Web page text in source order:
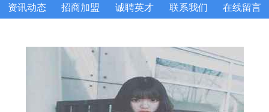
资讯动态 招商加盟 诚聘英才 联系我们 在线留言